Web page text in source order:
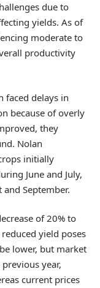
due to
yields. As of
moderate to
productivity
faced delays in
because of overly
they
Nolan
initially
June and July,
September.
of 20% to
yield poses
lower, but market
year,
current prices